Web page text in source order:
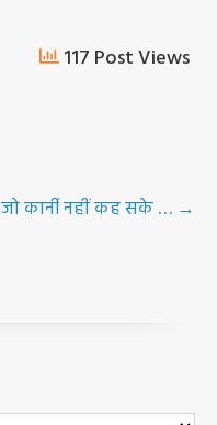
117 Post Views
जो कार्नी नहीं कह सके … →